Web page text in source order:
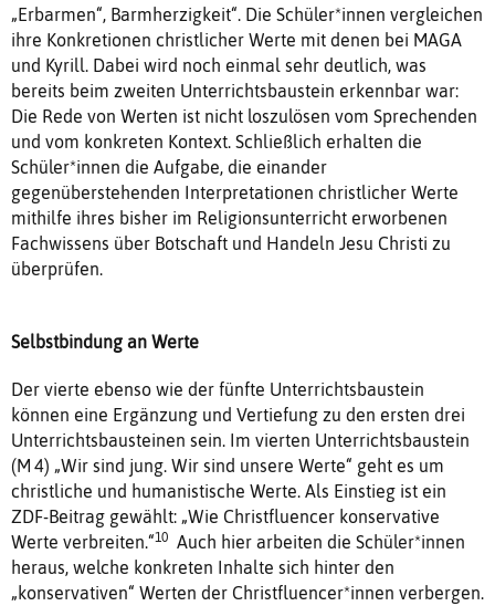
„Erbarmen“, Barmherzigkeit“. Die Schüler*innen vergleichen
ihre Konkretionen christlicher Werte mit denen bei MAGA
und Kyrill. Dabei wird noch einmal sehr deutlich, was
bereits beim zweiten Unterrichtsbaustein erkennbar war:
Die Rede von Werten ist nicht loszulösen vom Sprechenden
und vom konkreten Kontext. Schließlich erhalten die
Schüler*innen die Aufgabe, die einander
gegenüberstehenden Interpretationen christlicher Werte
mithilfe ihres bisher im Religionsunterricht erworbenen
Fachwissens über Botschaft und Handeln Jesu Christi zu
überprüfen.
Selbstbindung an Werte
Der vierte ebenso wie der fünfte Unterrichtsbaustein
können eine Ergänzung und Vertiefung zu den ersten drei
Unterrichtsbausteinen sein. Im vierten Unterrichtsbaustein
(M 4) „Wir sind jung. Wir sind unsere Werte“ geht es um
christliche und humanistische Werte. Als Einstieg ist ein
ZDF-Beitrag gewählt: „Wie Christfluencer konservative
Werte verbreiten.“10 Auch hier arbeiten die Schüler*innen
heraus, welche konkreten Inhalte sich hinter den
„konservativen“ Werten der Christfluencer*innen verbergen.